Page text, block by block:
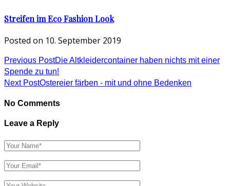
Streifen im Eco Fashion Look
Posted on 10. September 2019
Previous PostDie Altkleidercontainer haben nichts mit einer
Spende zu tun!
Next PostOstereier färben - mit und ohne Bedenken
No Comments
Leave a Reply